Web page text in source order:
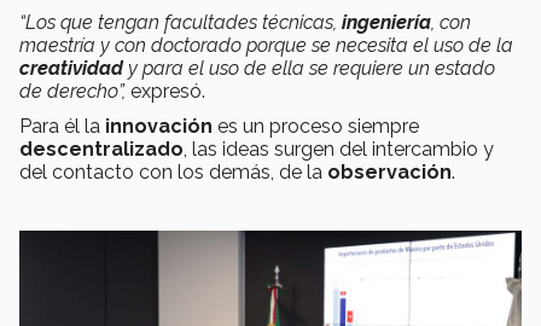
“Los que tengan facultades técnicas, ingeniería , con
maestría y con doctorado porque se necesita el uso de la
creatividady para el uso de ella se requiere un estado
de derecho”, expresó.
Para él la innovación es un proceso siempre
descentralizado , las ideas surgen del intercambio y
del contacto con los demás, de la observación.